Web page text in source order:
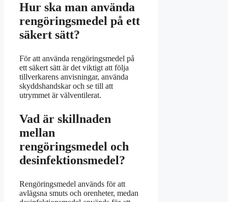
Hur ska man använda
rengöringsmedel på ett
säkert sätt?
För att använda rengöringsmedel på
ett säkert sätt är det viktigt att följa
tillverkarens anvisningar, använda
skyddshandskar och se till att
utrymmet är välventilerat.
Vad är skillnaden
mellan
rengöringsmedel och
desinfektionsmedel?
Rengöringsmedel används för att
avlägsna smuts och orenheter, medan